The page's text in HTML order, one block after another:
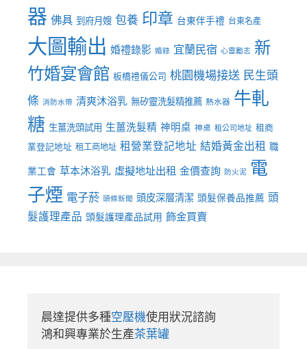
器 佛具 到府月嫂 包養 印章 台東伴手禮 台東名產
大圖輸出 婚禮錄影 婚錄 宜蘭民宿 心靈勵志 新
竹婚宴會館 板橋禮儀公司 桃園機場接送 民生頭
條 消防水帶 清爽沐浴乳 無矽靈洗髮精推薦 熱水器 牛軋
糖 生薑洗頭試用 生薑洗髮精 神明桌 神桌 租公司地址 租商
業登記地址 租工商地址 租營業登記地址 結婚黃金出租 職
業工會 草本沐浴乳 虛擬地址出租 金價查詢 防火泥
電
子煙 電子菸 頭條新聞 頭皮深層清潔 頭髮保養品推薦 頭
髮護理產品 頭髮護理產品試用 飾金買賣
晨達提供多種空壓機使用狀況諮詢
鴻和興專業於生產茶葉罐